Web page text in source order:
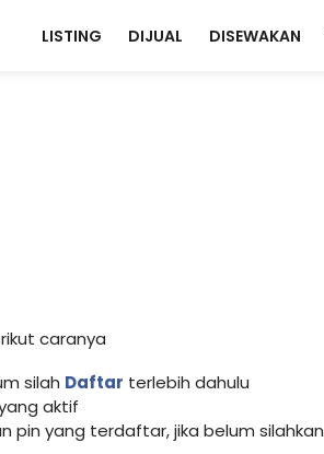
LISTING DIJUAL DISEWAKAN
caranya
silah Daftar terlebih dahulu
aktif
pin yang terdaftar, jika belum silahkan